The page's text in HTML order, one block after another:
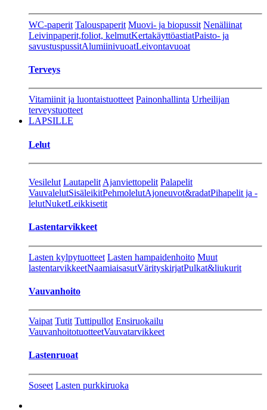
WC-paperit Talouspaperit Muovi- ja biopussit Nenäliinat
Leivinpaperit,foliot, kelmutKertakäyttöastiatPaisto- ja
savustuspussitAlumiinivuoatLeivontavuoat
Terveys
Vitamiinit ja luontaistuotteet Painonhallinta Urheilijan
terveystuotteet
LAPSILLE
Lelut
Vesilelut Lautapelit Ajanviettopelit Palapelit
VauvalelutSisäleikitPehmolelutAjoneuvot&radatPihapelit ja -
lelutNuketLeikkisetit
Lastentarvikkeet
Lasten kylpytuotteet Lasten hampaidenhoito Muut
lastentarvikkeetNaamiaisasutVärityskirjatPulkat&liukurit
Vauvanhoito
Vaipat Tutit Tuttipullot Ensiruokailu
VauvanhoitotuotteetVauvatarvikkeet
Lastenruoat
Soseet Lasten purkkiruoka